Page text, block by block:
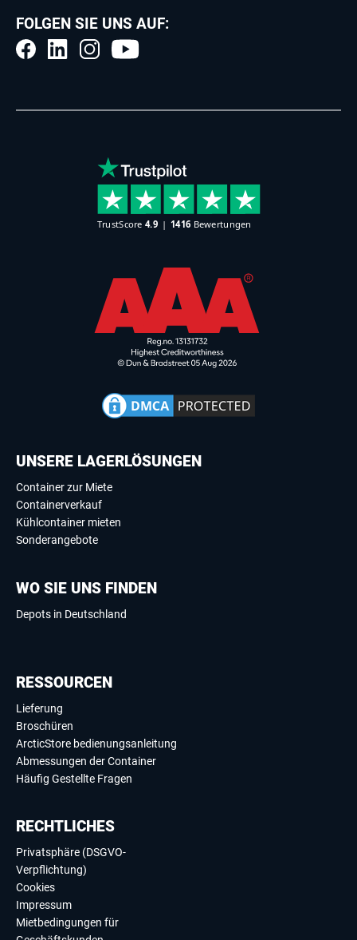
FOLGEN SIE UNS AUF:
UNSERE LAGERLÖSUNGEN
Container zur Miete
Containerverkauf
Kühlcontainer mieten
Sonderangebote
WO SIE UNS FINDEN
Depots in Deutschland
RESSOURCEN
Lieferung
Broschüren
ArcticStore bedienungsanleitung
Abmessungen der Container
Häufig Gestellte Fragen
RECHTLICHES
Privatsphäre (DSGVO-
Verpflichtung)
Cookies
Impressum
Mietbedingungen für